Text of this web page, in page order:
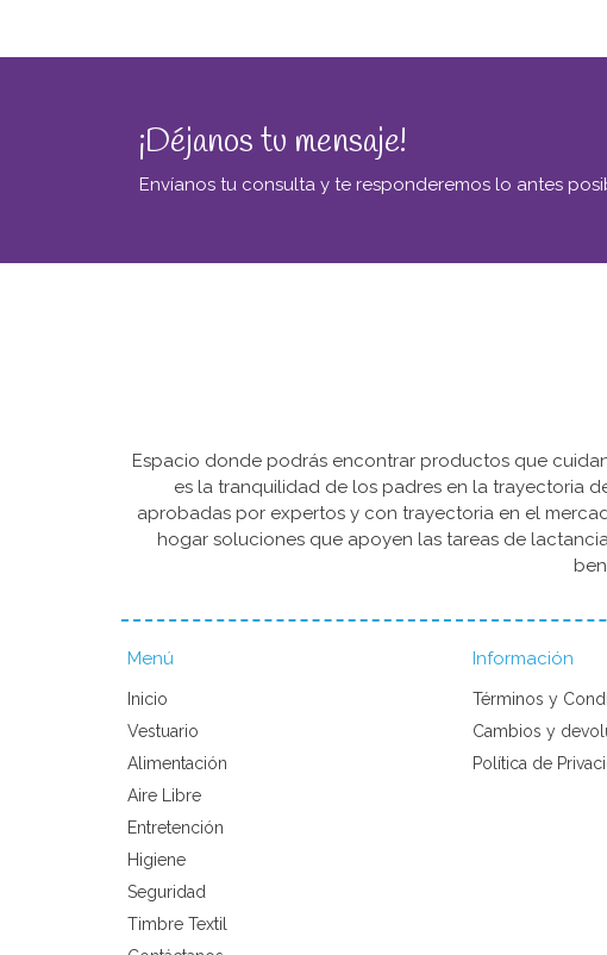
¡Déjanos tu mensaje!
Envíanos tu consulta y te responderemos lo antes
Espacio donde podrás encontrar productos que
es la tranquilidad de los padres en la trayectoria
aprobadas por expertos y con trayectoria en el
hogar soluciones que apoyen las tareas de
Menú
Inicio
Vestuario
Alimentación
Aire Libre
Entretención
Higiene
Seguridad
Timbre Textil
Información
Términos y
Cambios y
Política de